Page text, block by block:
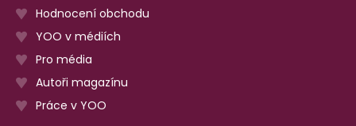
Hodnocení obchodu
YOO v médiích
Pro média
Autoři magazínu
Práce v YOO